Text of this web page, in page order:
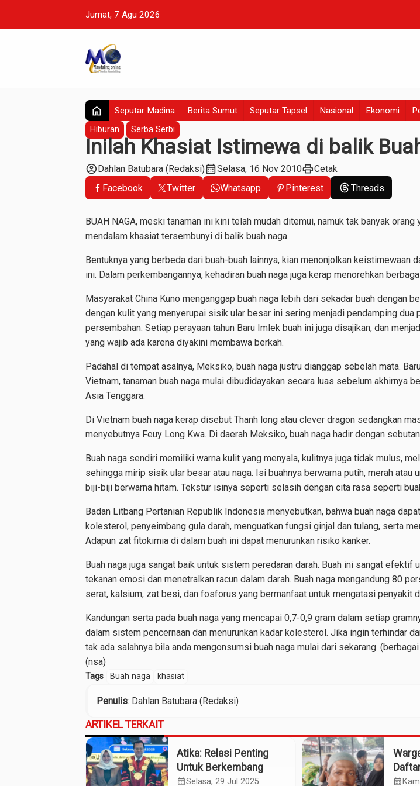
Jumat, 7 Agu 2026
home Seputar Madina Berita Sumut Seputar Tapsel Nasional Ekonomi
Hiburan Serba Serbi
Inilah Khasiat Istimewa di balik
account_circleDahlan Batubara (Redaksi)calendar_monthSelasa, 16 Nov 2010printCetak
Facebook
Twitter Whatsapp Pinterest Threads
BUAH NAGA, meski tanaman ini kini telah mudah ditemui, namuk tak banyak
mendalam khasiat tersembunyi di balik buah naga.
Bentuknya yang berbeda dari buah-buah lainnya, kian menonjolkan keistimewaan
ini. Dalam perkembangannya, kehadiran buah naga juga kerap menorehkan
Masyarakat China Kuno menganggap buah naga lebih dari sekadar buah dengan
dengan kulit yang menyerupai sisik ular besar ini sering menjadi pendamping dua
persembahan. Setiap perayaan tahun Baru Imlek buah ini juga disajikan, dan
yang wajib ada karena diyakini membawa berkah.
Padahal di tempat asalnya, Meksiko, buah naga justru dianggap sebelah mata.
Vietnam, tanaman buah naga mulai dibudidayakan secara luas sebelum akhirnya
Asia Tenggara.
Di Vietnam buah naga kerap disebut Thanh long atau clever dragon sedangkan
menyebutnya Feuy Long Kwa. Di daerah Meksiko, buah naga hadir dengan
Buah naga sendiri memiliki warna kulit yang menyala, kulitnya juga tidak mulus,
sehingga mirip sisik ular besar atau naga. Isi buahnya berwarna putih, merah atau
biji-biji berwarna hitam. Tekstur isinya seperti selasih dengan cita rasa seperti
Badan Litbang Pertanian Republik Indonesia menyebutkan, bahwa buah naga
kolesterol, penyeimbang gula darah, menguatkan fungsi ginjal dan tulang, serta
Adapun zat fitokimia di dalam buah ini dapat menurunkan risiko kanker.
Buah naga juga sangat baik untuk sistem peredaran darah. Buah ini sangat efektif
tekanan emosi dan menetralkan racun dalam darah. Buah naga mengandung 80
serat, kalsium, zat besi, dan fosforus yang bermanfaat untuk mengatasi penyakit
Kandungan serta pada buah naga yang mencapai 0,7-0,9 gram dalam setiap
dalam sistem pencernaan dan menurunkan kadar kolesterol. Jika ingin terhindar
tak ada salahnya bila anda mengonsumsi buah naga mulai dari sekarang.
(nsa)
Tags Buah naga khasiat
Penulis: Dahlan Batubara (Redaksi)
ARTIKEL TERKAIT
Atika: Relasi Penting
Untuk Berkembang
calendar_monthSelasa, 29 Jul 2025 calendar_month